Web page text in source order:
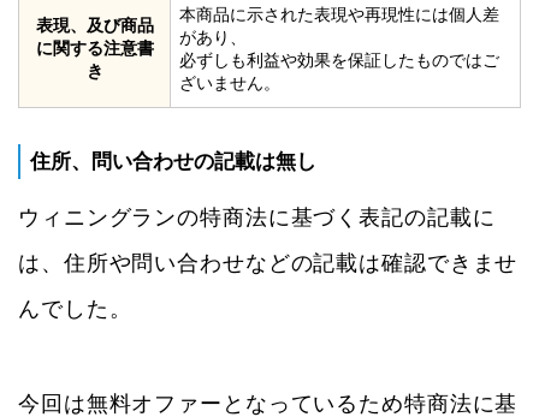
表現、及び商品
に関する注意書
き
本商品に示された表現や再現性には個人差
があり、
必ずしも利益や効果を保証したものではご
ざいません。
住所、問い合わせの記載は無し
ウィニングランの特商法に基づく表記の記載に
は、住所や問い合わせなどの記載は確認できませ
んでした。
今回は無料オファーとなっているため特商法に基